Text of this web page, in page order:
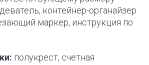
контейнер-органайзер
маркер, инструкция по
полукрест, счетная